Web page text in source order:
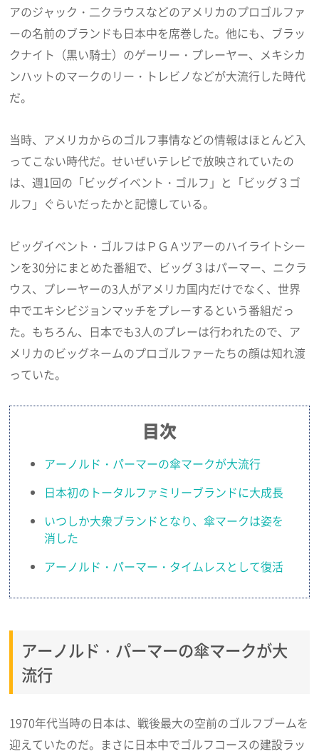
アのジャック・二クラウスなどのアメリカのプロゴルファ
ーの名前のブランドも日本中を席巻した。他にも、ブラッ
クナイト（黒い騎士）のゲーリー・プレーヤー、メキシカ
ンハットのマークのリー・トレビノなどが大流行した時代
だ。
当時、アメリカからのゴルフ事情などの情報はほとんど入
ってこない時代だ。せいぜいテレビで放映されていたの
は、週1回の「ビッグイベント・ゴルフ」と「ビッグ３ゴ
ルフ」ぐらいだったかと記憶している。
ビッグイベント・ゴルフはＰＧＡツアーのハイライトシー
ンを30分にまとめた番組で、ビッグ３はパーマー、ニクラ
ウス、プレーヤーの3人がアメリカ国内だけでなく、世界
中でエキシビジョンマッチをプレーするという番組だっ
た。もちろん、日本でも3人のプレーは行われたので、ア
メリカのビッグネームのプロゴルファーたちの顔は知れ渡
っていた。
目次
アーノルド・パーマーの傘マークが大流行
日本初のトータルファミリーブランドに大成長
いつしか大衆ブランドとなり、傘マークは姿を
消した
アーノルド・パーマー・タイムレスとして復活
アーノルド・パーマーの傘マークが大
流行
1970年代当時の日本は、戦後最大の空前のゴルフブームを
迎えていたのだ。まさに日本中でゴルフコースの建設ラッ